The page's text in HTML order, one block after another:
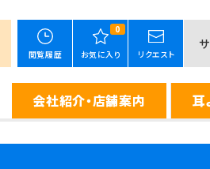
閲覧履歴
0
お気に入り リクエスト
会社紹介・店舗案内 耳